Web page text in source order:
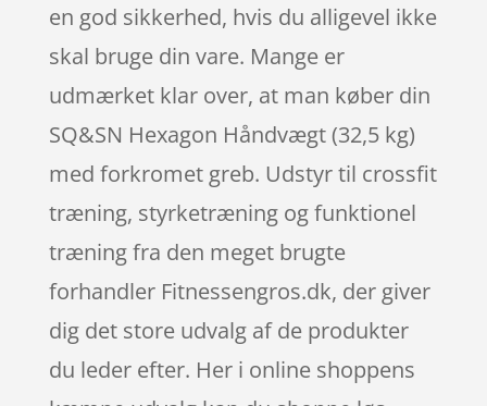
en god sikkerhed, hvis du alligevel ikke
skal bruge din vare. Mange er
udmærket klar over, at man køber din
SQ&SN Hexagon Håndvægt (32,5 kg)
med forkromet greb. Udstyr til crossfit
træning, styrketræning og funktionel
træning fra den meget brugte
forhandler Fitnessengros.dk, der giver
dig det store udvalg af de produkter
du leder efter. Her i online shoppens